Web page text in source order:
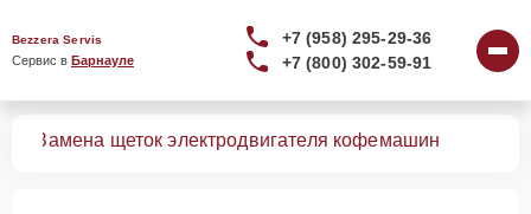
Bezzera Servis
Сервис в Барнауле
+7 (958) 295-29-36
+7 (800) 302-59-91
Замена щеток электродвигателя кофемашин